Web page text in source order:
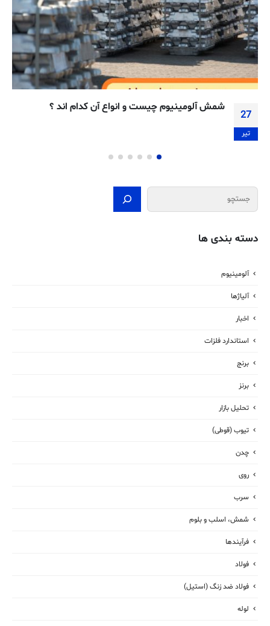
13
عملیات حرارتی آلومینیوم
جستجو
دسته بندی ها
آلومینیوم
آلیاژها
اخبار
استاندارد فلزات
برنج
برنز
تحلیل بازار
تیوب (قوطی)
چدن
روی
سرب
شمش، اسلب و بلوم
فرآیندها
فولاد
فولاد ضد زنگ (استیل)
لوله